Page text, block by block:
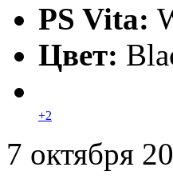
PS Vita:
Цвет:
+2
7 октября